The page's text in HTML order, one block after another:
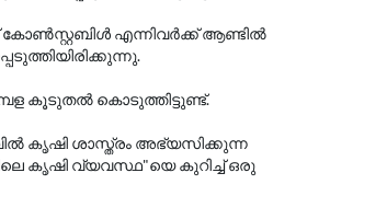
എന്നിവർക്ക് ആണ്ടിൽ
കൂടുതൽ കൊടുത്തിട്ടുണ്ട്.
കൃഷി ശാസ്ത്രം അഭ്യസിക്കുന്ന
കൃഷി വ്യവസ്ഥ"യെ കുറിച്ച് ഒരു